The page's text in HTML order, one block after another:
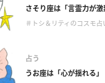
さそり座は「言霊力が激
＃トシ＆リティのコスモ占
占う
うお座は「心が揺れる」